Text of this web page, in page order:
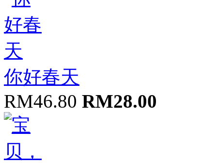
你好春天
RM46.80 RM28.00